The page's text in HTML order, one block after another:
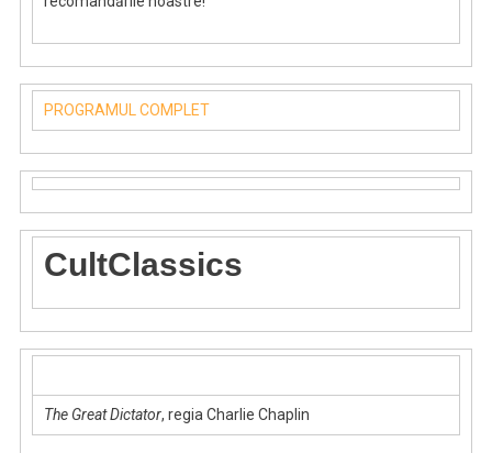
PROGRAMUL COMPLET
CultClassics
The Great Dictator, regia Charlie Chaplin